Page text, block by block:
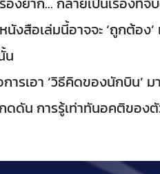
อเล่มนี้อาจจะ ‘ถูกต้อง’
น
รเอา ‘วิธีคิดของนักบิน’
กดดัน การรู้เท่าทันอคติข